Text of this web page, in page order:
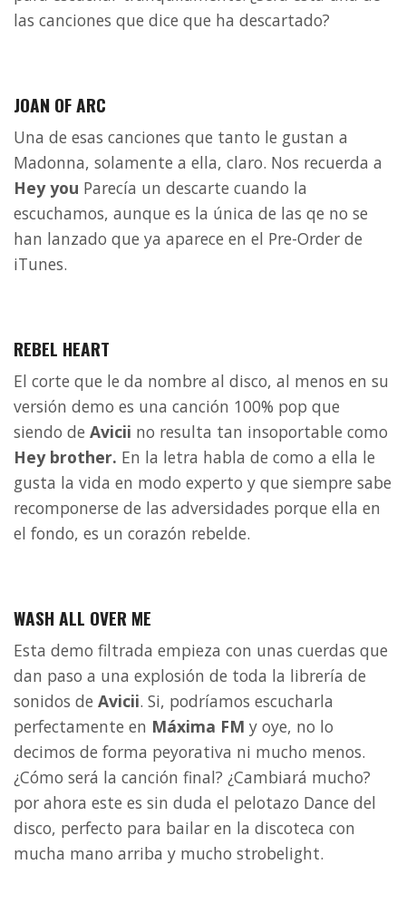
las canciones que dice que ha descartado?
JOAN OF ARC
Una de esas canciones que tanto le gustan a
Madonna, solamente a ella, claro. Nos recuerda a
Hey you Parecía un descarte cuando la
escuchamos, aunque es la única de las qe no se
han lanzado que ya aparece en el Pre-Order de
iTunes.
REBEL HEART
El corte que le da nombre al disco, al menos en su
versión demo es una canción 100% pop que
siendo de Avicii no resulta tan insoportable como
Hey brother. En la letra habla de como a ella le
gusta la vida en modo experto y que siempre sabe
recomponerse de las adversidades porque ella en
el fondo, es un corazón rebelde.
WASH ALL OVER ME
Esta demo filtrada empieza con unas cuerdas que
dan paso a una explosión de toda la librería de
sonidos de Avicii. Si, podríamos escucharla
perfectamente en Máxima FM y oye, no lo
decimos de forma peyorativa ni mucho menos.
¿Cómo será la canción final? ¿Cambiará mucho?
por ahora este es sin duda el pelotazo Dance del
disco, perfecto para bailar en la discoteca con
mucha mano arriba y mucho strobelight.